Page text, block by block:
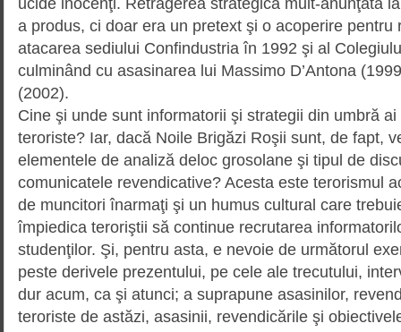
a produs, ci doar era un pre­text şi o acoperire pentru
atacarea sediului Confin­dustria în 1992 şi al
culminând cu asasinarea lui Massimo D’Antona
(2002).
Cine şi unde sunt informatorii şi strategii din umbră
teroriste? Iar, dacă Noile Brigăzi Roşii sunt, de fapt,
elementele de analiză deloc grosolane şi tipul de
comunicatele revendicative? Acesta este terorismul
de muncitori înarmaţi şi un humus cultural care
împiedica teroriştii să continue recru­ta­rea
studenţilor. Şi, pentru asta, e nevoie de următorul
peste derivele prezentului, pe cele ale trecu­tu­lui,
dur acum, ca şi atunci; a suprapune asa­sinilor,
teroriste de astăzi, asasinii, reven­di­că­rile şi